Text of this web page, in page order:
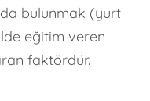
bulunmak (yurt
eğitim veren
faktördür.